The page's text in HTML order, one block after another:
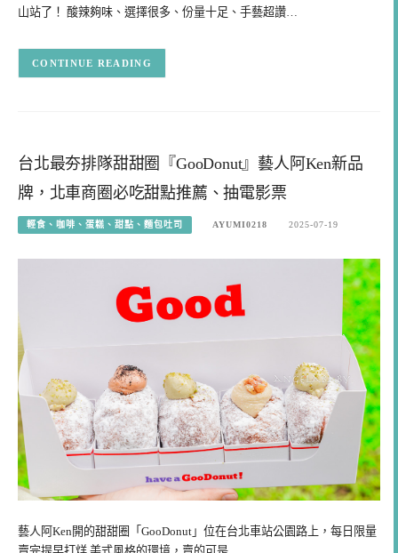
山站了！ 酸辣夠味、選擇很多、份量十足、手藝超讚…
CONTINUE READING
台北最夯排隊甜甜圈『GooDonut』藝人阿Ken新品
牌，北車商圈必吃甜點推薦、抽電影票
輕食、咖啡、蛋糕、甜點、麵包吐司 AYUMI0218 2025-07-19
藝人阿Ken開的甜甜圈「GooDonut」位在台北車站公園路上，每日限量